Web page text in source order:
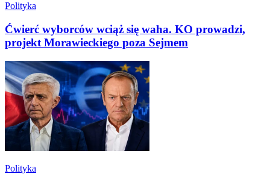
Polityka
Ćwierć wyborców wciąż się waha. KO prowadzi,
projekt Morawieckiego poza Sejmem
Polityka